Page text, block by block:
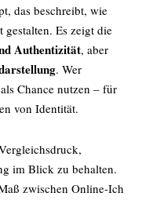
das beschreibt, wie
Es zeigt die
Authentizität, aber
. Wer
Chance nutzen – für
von Identität.
im Blick zu behalten.
zwischen Online-Ich